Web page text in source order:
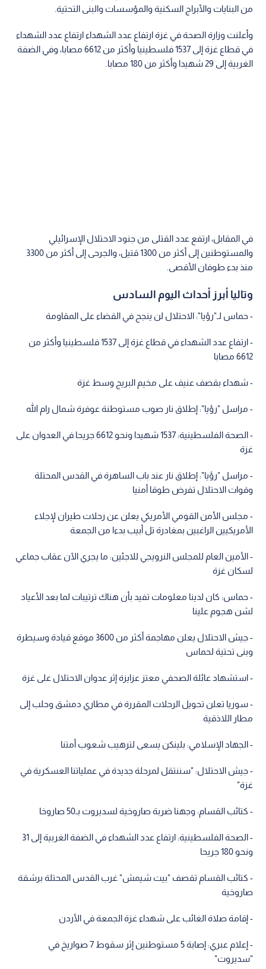
من البنايات والأبراج السكنية والمؤسسات والبنى التحتية.
وأعلنت وزارة الصحة في غزة ارتفاع عدد الشهداء ارتفاع عدد الشهداء
في قطاع غزة إلى 1537 فلسطينيا وأكثر من 6612 مصابا، وفي الضفة
الغربية إلى 29 شهيدا وأكثر من 180 مصابا.
في المقابل، ارتفع عدد القتلى من جنود الاحتلال الإسرائيلي
والمستوطنين إلى أكثر من 1300 قتيل، والجرحى إلى أكثر من 3300
منذ بدء طوفان الأقصى.
وتاليا أبرز أحداث اليوم السادس
- حماس لـ"رؤيا": الاحتلال لن ينجح في القضاء على المقاومة
- ارتفاع عدد الشهداء في قطاع غزة إلى 1537 فلسطينيا وأكثر من
6612 مصابا
- شهداء بقصف عنيف على مخيم البريج وسط غزة
- مراسل "رؤيا": إطلاق نار صوب مستوطنة عوفرة شمال رام الله
- الصحة الفلسطينية: 1537 شهيدا ونحو 6612 جريحا في العدوان على
غزة
- مراسل "رؤيا": إطلاق نار عند باب الساهرة في القدس المحتلة
وقوات الاحتلال تفرض طوقا أمنيا
- مجلس الأمن القومي الأمريكي يعلن عن رحلات طيران لإجلاء
الأمريكيين الراغبين بمغادرة تل أبيب بدءا من الجمعة
- الأمين العام للمجلس النرويجي للاجئين: ما يجري الآن عقاب جماعي
لسكان غزة
- حماس: كان لدينا معلومات تفيد بأن هناك ترتيبات لما بعد الأعياد
لشن هجوم علينا
- جيش الاحتلال يعلن مهاجمة أكثر من 3600 موقع قيادة وسيطرة
وبنى تحتية لحماس
- استشهاد عائلة الصحفي معتز عزايزة إثر عدوان الاحتلال على غزة
- سوريا تعلن تحويل الرحلات المقررة في مطاري دمشق وحلب إلى
مطار اللاذقية
- الجهاد الإسلامي: بلينكن يسعى لترهيب شعوب أمتنا
- جيش الاحتلال: "سننتقل لمرحلة جديدة في عملياتنا العسكرية في
غزة"
- كتائب القسام: وجهنا ضربة صاروخية لسديروت بـ50 صاروخا
- الصحة الفلسطينية: ارتفاع عدد الشهداء في الضفة الغربية إلى 31
ونحو 180 جريحا
- كتائب القسام تقصف "بيت شيمش" غرب القدس المحتلة برشقة
صاروخية
- إقامة صلاة الغائب على شهداء غزة الجمعة في الأردن
- إعلام عبري: إصابة 5 مستوطنين إثر سقوط 7 صواريخ في
"سديروت"